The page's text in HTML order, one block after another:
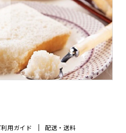
利用ガイド 配送・送料